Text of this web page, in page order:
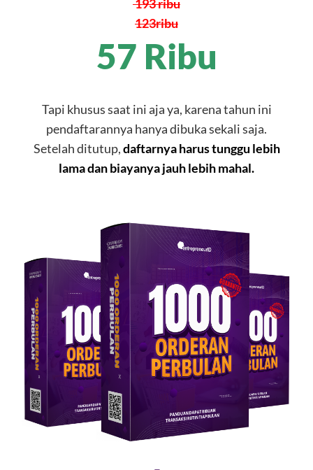
193 ribu
123ribu
57 Ribu
Tapi khusus saat ini aja ya, karena tahun ini
pendaftarannya hanya dibuka sekali saja.
Setelah ditutup,daftarnya harus tunggu lebih
lama dan biayanya jauh lebih mahal.